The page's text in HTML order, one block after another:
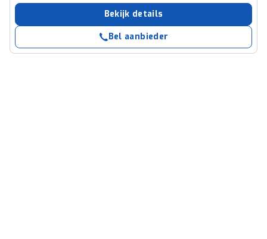
Bekijk details
Bel aanbieder